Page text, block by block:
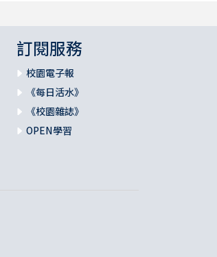
訂閱服務
校園電子報
《每日活水》
《校園雜誌》
OPEN學習